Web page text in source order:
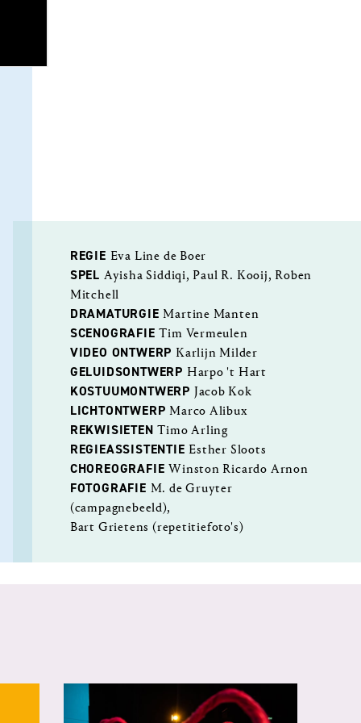
REGIE Eva Line de Boer
SPEL Ayisha Siddiqi, Paul R. Kooij, Roben
Mitchell
DRAMATURGIEMartine Manten
SCENOGRAFIETim Vermeulen
VIDEO ONTWERP Karlijn Milder
GELUIDSONTWERP Harpo 't Hart
KOSTUUMONTWERP Jacob Kok
LICHTONTWERPMarco Alibux
REKWISIETENTimo Arling
REGIEASSISTENTIE Esther Sloots
CHOREOGRAFIEWinston Ricardo Arnon
FOTOGRAFIE M. de Gruyter
(campagnebeeld),
Bart Grietens (repetitiefoto's)